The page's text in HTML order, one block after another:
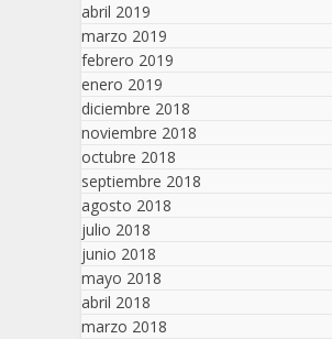
abril 2019
marzo 2019
febrero 2019
enero 2019
diciembre 2018
noviembre 2018
octubre 2018
septiembre 2018
agosto 2018
julio 2018
junio 2018
mayo 2018
abril 2018
marzo 2018